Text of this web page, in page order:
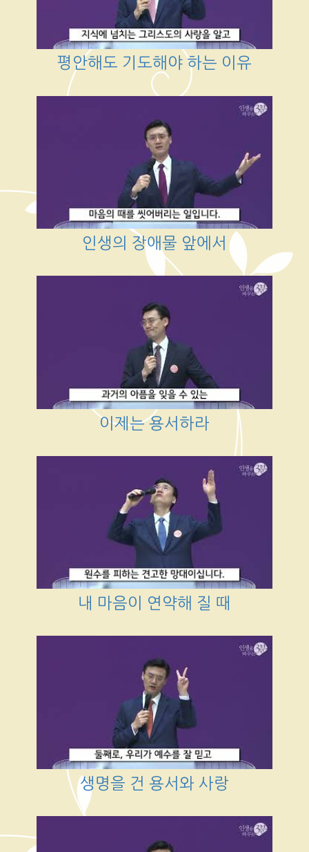
평안해도 기도해야 하는 이유
인생의 장애물 앞에서
이제는 용서하라
내 마음이 연약해 질 때
생명을 건 용서와 사랑